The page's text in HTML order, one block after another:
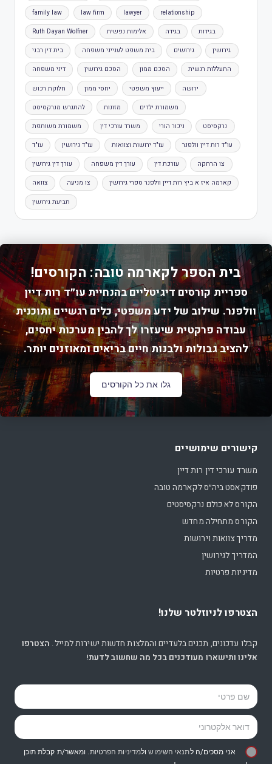
family law law firm lawyer relationship
Ruth Dayan Wolfner אלימות נפשית בגידה בגידות
בית דין רבני בית משפט לענייני משפחה גירושים גירושין
דיני משפחה הסכם גירושין הסכם ממון התעללות רגשית
חלוקת רכוש יחסי ממון ייעוץ משפטי ירושה
להתגרש מנרקסיסט מזונות משמורת ילדים
משמורת משותפת משרד עורכי דין ניכור הורי נרקסיסט
עו"ד עו"ד גירושין עו"ד ירושות וצוואות עו"ד רות דיין וולפנר
עורך דין גירושין עורך דין משפחה עורכת דין צו הרחקה
צוואה צו מניעה קארמה איז א ביץ רות דיין וולפנר ספרי גירושין
תביעת גירושין
בית הספר לקארמה טובה: הקורסים!
ספריית קורסים דיגיטליים בהנחיית עו״ד רות דיין
וולפנר. שילוב של ידע משפטי, כלים רגשיים ותוכנית
עבודה פרקטית שיעזרו לך להבין מערכות יחסים,
להציב גבולות ולבנות חיים בריאים ומאוזנים יותר.
גלו את כל הקורסים
קישורים שימושיים
משרד עורכי דין רות דיין
פודקאסט ביה״ס לקארמה טובה
הקורס לא כולם נרקסיסטים
הקורס מתחילה מחדש
מדריך צוואות וירושות
המדריך לגירושין
מדיניות פרטיות
הצטרפו לניוזלטר שלנו!
קבלו עדכונים, תכנים בלעדיים והמלצות חדשות ישירות למייל. הצטרפו
אלינו ותישארו מעודכנים בכל מה שחשוב לדעת!
אני מסכים/ה לתנאי השימושולמדיניות הפרטיות. ומאשר/ת קבלת תוכן